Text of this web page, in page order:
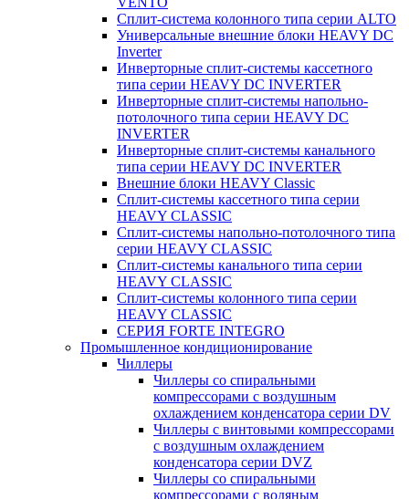
Сплит-система колонного типа серии ALTO
Универсальные внешние блоки HEAVY DC
Inverter
Инверторные сплит-системы кассетного
типа серии HEAVY DC INVERTER
Инверторные сплит-системы напольно-
потолочного типа серии HEAVY DC
INVERTER
Инверторные сплит-системы канального
типа серии HEAVY DC INVERTER
Внешние блоки HEAVY Classic
Сплит-системы кассетного типа серии
HEAVY CLASSIC
Сплит-системы напольно-потолочного типа
серии HEAVY CLASSIC
Сплит-системы канального типа серии
HEAVY CLASSIC
Сплит-системы колонного типа серии
HEAVY CLASSIC
СЕРИЯ FORTE INTEGRO
Промышленное кондиционирование
Чиллеры
Чиллеры со спиральными
компрессорами с воздушным
охлаждением конденсатора серии DV
Чиллеры с винтовыми компрессорами
с воздушным охлаждением
конденсатора серии DVZ
Чиллеры со спиральными
компрессорами с водяным